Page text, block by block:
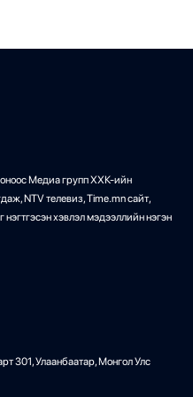
хэрэг илрүүлжээ
Медиа групп ХХК-ийн
NTV телевиз, Time.mn сайт,
нэгтгэсэн хэвлэл мэдээллийн нэгэн
301, Улаанбаатар, Монгол Улс